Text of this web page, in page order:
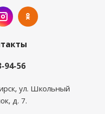
94-56
ул. Школьный
д. 7.